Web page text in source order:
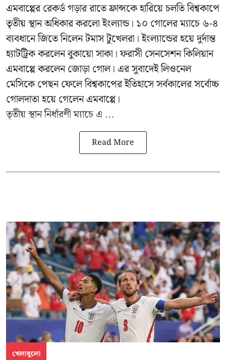
এমবাপ্পের রেকর্ড গড়ার রাতে ফ্রান্সকে হারিয়ে চলতি বিশ্বকাপে
তৃতীয় স্থান অধিকার করলো ইংল্যান্ড। ১০ গোলের ম্যাচে ৬-৪
ব্যবধানে জিতে নিলেন টমাস টুখেলরা। ইংল্যান্ডের হয়ে দুর্দান্ত
হ্যাটট্রিক করলেন বুকায়ো সাকা। ফরাসী সেনসেশন কিলিয়ান
এমবাপ্পে করলেন জোড়া গোল। এর সুবাদেই লিওনেল
মেসিকে পেছন ফেলে বিশ্বকাপের ইতিহাসে সর্বকালের সর্বোচ্চ
গোলদাতা হয়ে গেলেন এমবাপ্পে।
তৃতীয় স্থান নির্ধারণী ম্যাচে এ ...
Read More
খেলাধুলো